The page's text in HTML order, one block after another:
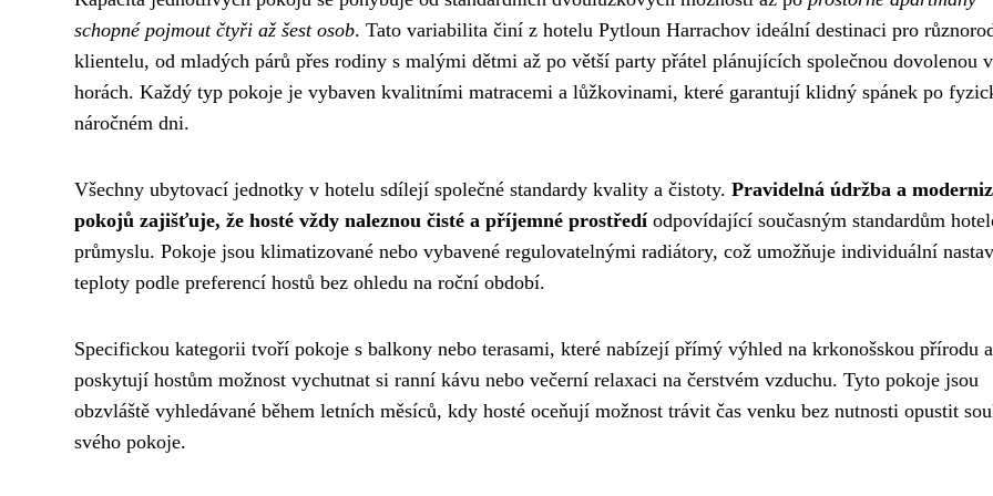
schopné pojmout čtyři až šest osob. Tato variabilita činí z hotelu Pytloun Harrachov ideální destinaci pro
klientelu, od mladých párů přes rodiny s malými dětmi až po větší party přátel plánujících společnou dovolenou v
horách. Každý typ pokoje je vybaven kvalitními matracemi a lůžkovinami, které garantují klidný spánek po
náročném dni.
Všechny ubytovací jednotky v hotelu sdílejí společné standardy kvality a čistoty. Pravidelná údržba a
pokojů zajišťuje, že hosté vždy naleznou čisté a příjemné prostředíodpovídající současným standardům
průmyslu. Pokoje jsou klimatizované nebo vybavené regulovatelnými radiátory, což umožňuje individuální
teploty podle preferencí hostů bez ohledu na roční období.
Specifickou kategorii tvoří pokoje s balkony nebo terasami, které nabízejí přímý výhled na krkonošskou přírodu a
poskytují hostům možnost vychutnat si ranní kávu nebo večerní relaxaci na čerstvém vzduchu. Tyto pokoje jsou
obzvláště vyhledávané během letních měsíců, kdy hosté oceňují možnost trávit čas venku bez nutnosti opustit
svého pokoje.